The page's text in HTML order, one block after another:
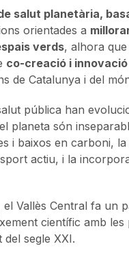
salut planetària,
orientades a
verds, alhora
co-creació i
de Catalunya i del
pública han
planeta són
i baixos en carboni, la
actiu, i la
Vallès Central fa un
científic amb
segle XXI.